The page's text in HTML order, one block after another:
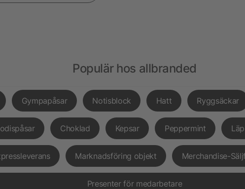
Populär hos allbranded
Gympapåsar Notisblock Hatt Ryggsäckar
Choklad Kepsar Peppermint
Marknadsföring objekt Merchandise-
Presenter för medarbetare